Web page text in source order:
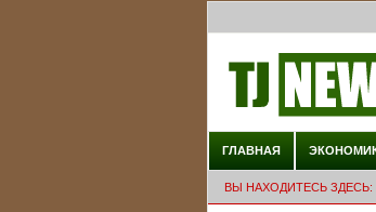
ГЛАВНАЯ
ВЫ НАХОДИТЕСЬ ЗДЕСЬ: